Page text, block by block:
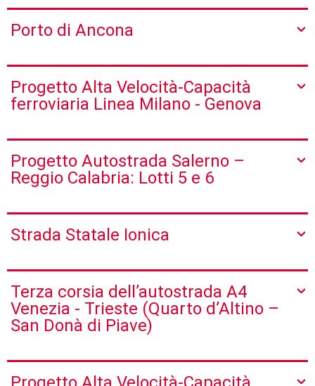
Porto di Ancona
Progetto Alta Velocità-Capacità
ferroviaria Linea Milano - Genova
Progetto Autostrada Salerno –
Reggio Calabria: Lotti 5 e 6
Strada Statale Ionica
Terza corsia dell’autostrada A4
Venezia - Trieste (Quarto d’Altino –
San Donà di Piave)